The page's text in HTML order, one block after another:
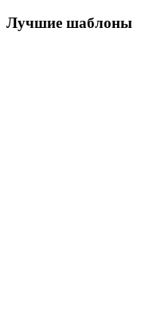
Лучшие шаблоны